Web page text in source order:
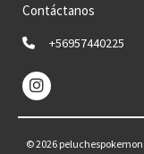
Contáctanos
+56957440225
© 2026